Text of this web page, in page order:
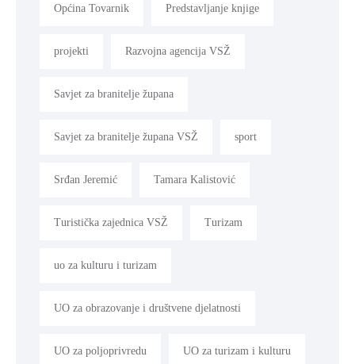
Općina Tovarnik Predstavljanje knjige
projekti Razvojna agencija VSŽ
Savjet za branitelje župana
Savjet za branitelje župana VSŽ sport
Srđan Jeremić Tamara Kalistović
Turistička zajednica VSŽ Turizam
uo za kulturu i turizam
UO za obrazovanje i društvene djelatnosti
UO za poljoprivredu UO za turizam i kulturu